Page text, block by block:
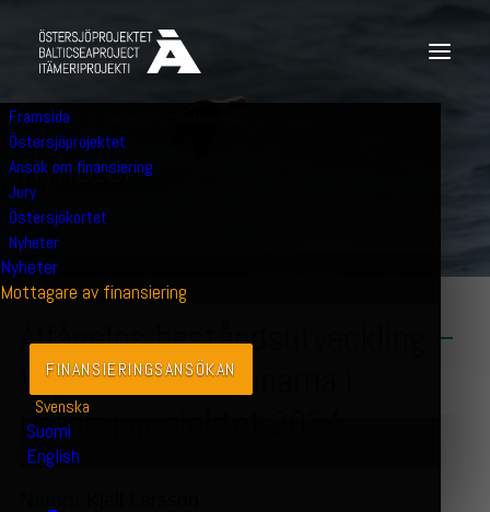
Framsida
Östersjöprojektet
Ansök om finansiering
Jury
Östersjökortet
Nyheter
Nyheter
Mottagare av finansiering
FINANSIERINGS­ANSÖKAN
Svenska
Suomi
English
11 JUNI 2024
Nyheter
Alfågelns beståndsutveckling –
Vi presenterar vinnarna i
Östersjöprojektet 2024